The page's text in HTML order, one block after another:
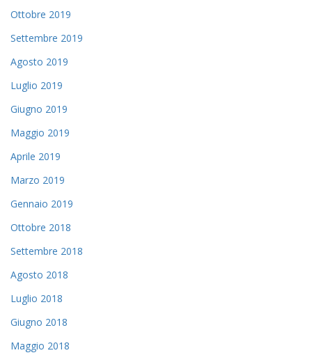
Ottobre 2019
Settembre 2019
Agosto 2019
Luglio 2019
Giugno 2019
Maggio 2019
Aprile 2019
Marzo 2019
Gennaio 2019
Ottobre 2018
Settembre 2018
Agosto 2018
Luglio 2018
Giugno 2018
Maggio 2018